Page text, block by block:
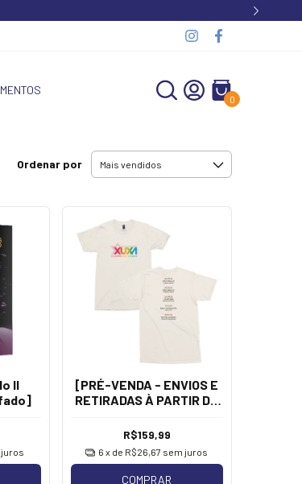
0
Ordenar por
II
[PRÉ-VENDA - ENVIOS E
RETIRADAS À PARTIR DE
Logo
R$159,99
6 x de R$26,67 sem juros
COMPRAR